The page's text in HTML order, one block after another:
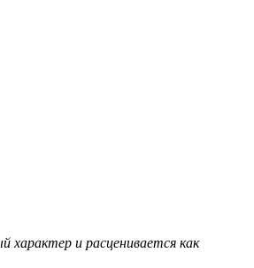
и расценивается как